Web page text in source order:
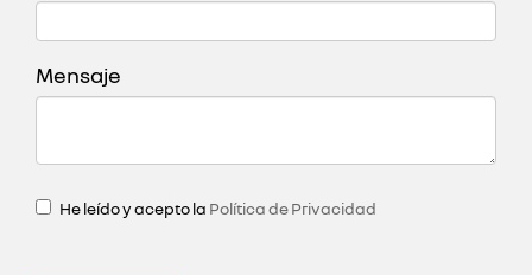
Mensaje
He leído y acepto la Política de Privacidad